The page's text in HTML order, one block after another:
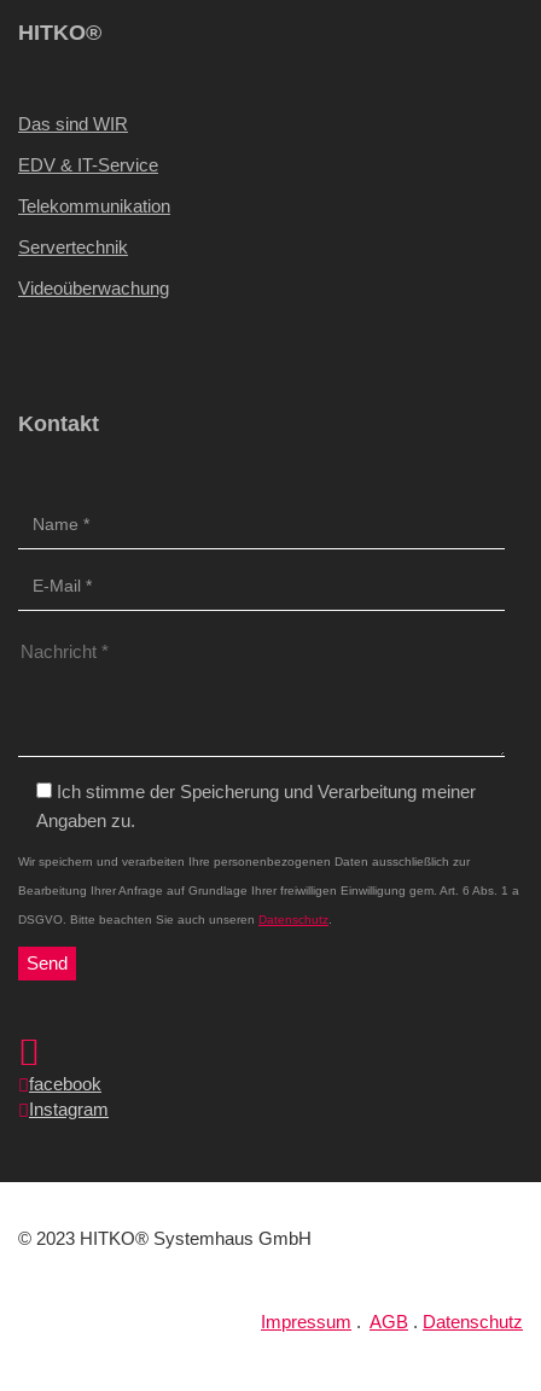
HITKO®
Das sind WIR
EDV & IT-Service
Telekommunikation
Servertechnik
Videoüberwachung
Kontakt
Ich stimme der Speicherung und Verarbeitung meiner
Angaben zu.
Wir speichern und verarbeiten Ihre personenbezogenen Daten ausschließlich zur
Bearbeitung Ihrer Anfrage auf Grundlage Ihrer freiwilligen Einwilligung gem. Art. 6 Abs. 1 a
DSGVO. Bitte beachten Sie auch unseren Datenschutz
facebook
Instagram
© 2023 HITKO® Systemhaus GmbH
Impressum . AGB . Datenschutz